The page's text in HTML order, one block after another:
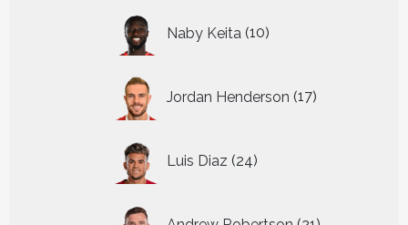
Naby Keita 10
producten
Jordan Henderson 17
producten
Luis Diaz 24
producten